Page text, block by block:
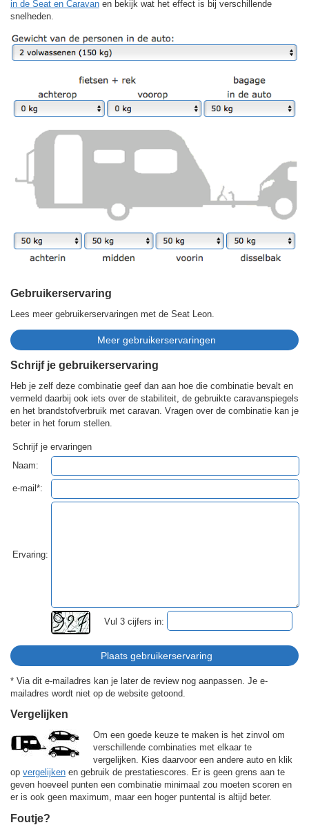
in de Seat en Caravan en bekijk wat het effect is bij verschillende
snelheden.
Gebruikerservaring
Lees meer gebruikerservaringen met de Seat Leon.
Schrijf je gebruikerservaring
Heb je zelf deze combinatie geef dan aan hoe die combinatie bevalt en
vermeld daarbij ook iets over de stabiliteit, de gebruikte caravanspiegels
en het brandstofverbruik met caravan. Vragen over de combinatie kan je
beter in het forum stellen.
Schrijf je ervaringen
Naam:
e-mail*:
Ervaring:
Vul 3 cijfers in:
* Via dit e-mailadres kan je later de review nog aanpassen. Je e-
mailadres wordt niet op de website getoond.
Vergelijken
Om een goede keuze te maken is het zinvol om
verschillende combinaties met elkaar te
vergelijken. Kies daarvoor een andere auto en klik
op vergelijken en gebruik de prestatiescores. Er is geen grens aan te
geven hoeveel punten een combinatie minimaal zou moeten scoren en
er is ook geen maximum, maar een hoger puntental is altijd beter.
Foutje?